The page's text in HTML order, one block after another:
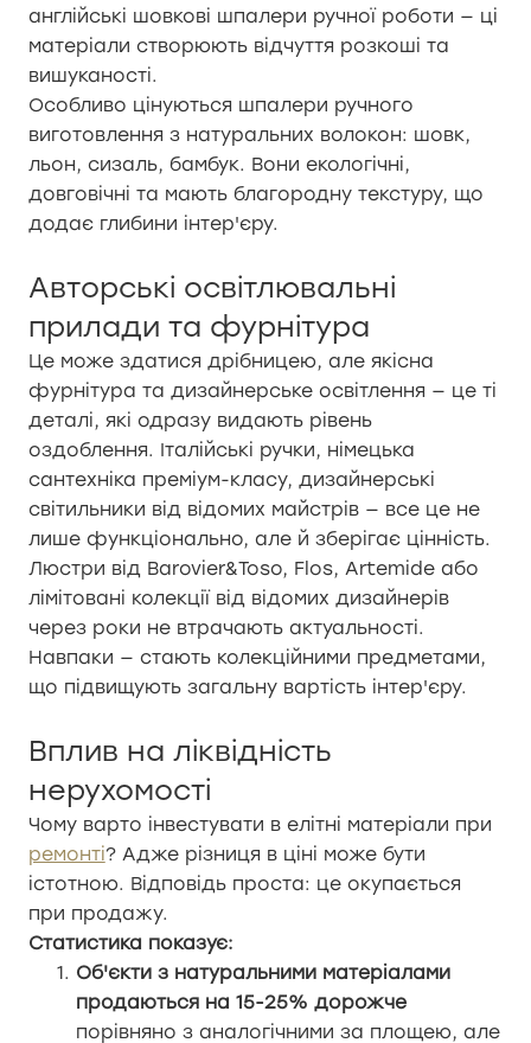
англійські шовкові шпалери ручної роботи — ці
матеріали створюють відчуття розкоші та
вишуканості.
Особливо цінуються шпалери ручного
виготовлення з натуральних волокон: шовк,
льон, сизаль, бамбук. Вони екологічні,
довговічні та мають благородну текстуру, що
додає глибини інтер'єру.
Авторські освітлювальні
прилади та фурнітура
Це може здатися дрібницею, але якісна
фурнітура та дизайнерське освітлення — це ті
деталі, які одразу видають рівень
оздоблення. Італійські ручки, німецька
сантехніка преміум-класу, дизайнерські
світильники від відомих майстрів — все це не
лише функціонально, але й зберігає цінність.
Люстри від Barovier&Toso, Flos, Artemide або
лімітовані колекції від відомих дизайнерів
через роки не втрачають актуальності.
Навпаки — стають колекційними предметами,
що підвищують загальну вартість інтер'єру.
Вплив на ліквідність
нерухомості
Чому варто інвестувати в елітні матеріали при
ремонті? Адже різниця в ціні може бути
істотною. Відповідь проста: це окупається
при продажу.
Статистика показує:
Об'єкти з натуральними матеріалами
продаються на 15-25% дорожче
порівняно з аналогічними за площею, але